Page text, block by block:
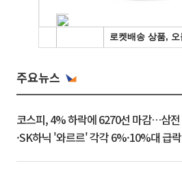
주요뉴스
코스피, 4% 하락에 6270선 마감…삼전
·SK하닉 '와르르' 각각 6%·10%대 급락